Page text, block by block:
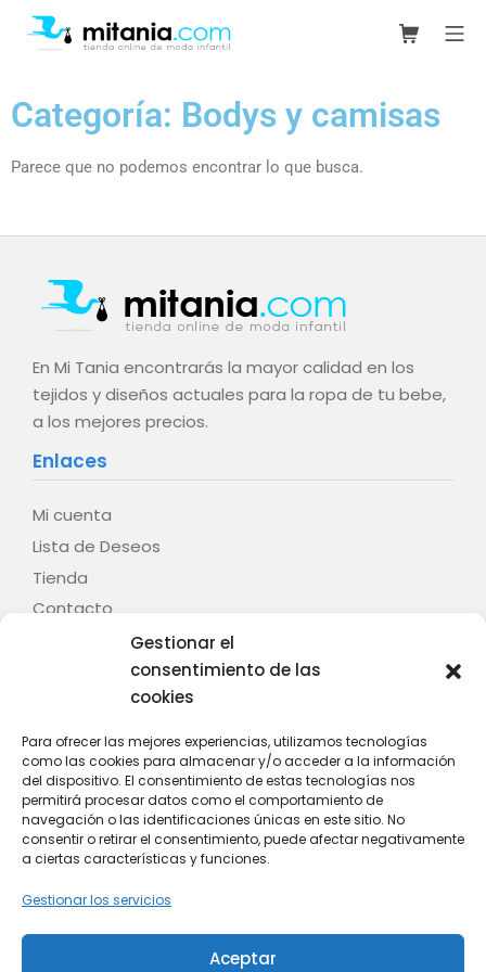
Gestionar el
consentimiento de las
cookies
Para ofrecer las mejores experiencias, utilizamos tecnologías
como las cookies para almacenar y/o acceder a la información
del dispositivo. El consentimiento de estas tecnologías nos
permitirá procesar datos como el comportamiento de
navegación o las identificaciones únicas en este sitio. No
consentir o retirar el consentimiento, puede afectar negativamente
a ciertas características y funciones.
Gestionar los servicios
Aceptar
Categoría: Bodys y camisas
Parece que no podemos encontrar lo que busca.
En Mi Tania encontrarás la mayor calidad en los
tejidos y diseños actuales para la ropa de tu bebe,
a los mejores precios.
Enlaces
Mi cuenta
Lista de Deseos
Tienda
Contacto
Términos y condiciones
Política de privacidad
Política de cookies (UE)
Contacto